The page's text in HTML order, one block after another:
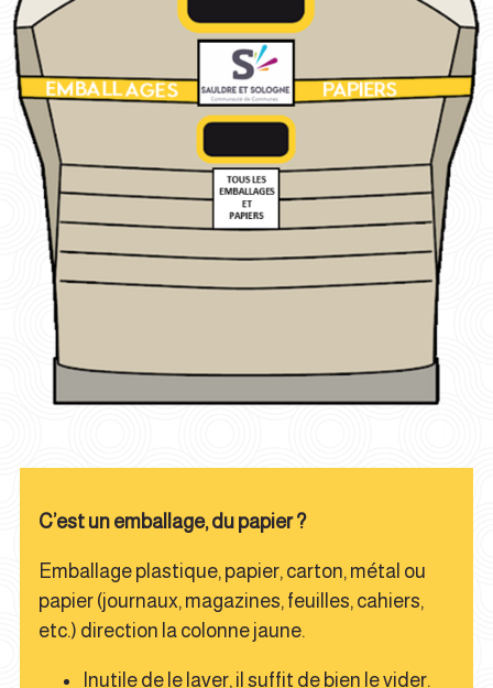
C’est un emballage, du papier ?
Emballage plastique, papier, carton, métal ou
papier (journaux, magazines, feuilles, cahiers,
etc.) direction la colonne jaune.
Inutile de le laver, il suffit de bien le vider.